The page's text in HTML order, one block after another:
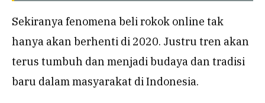
Sekiranya fenomena beli rokok online tak
hanya akan berhenti di 2020. Justru tren akan
terus tumbuh dan menjadi budaya dan tradisi
baru dalam masyarakat di Indonesia.